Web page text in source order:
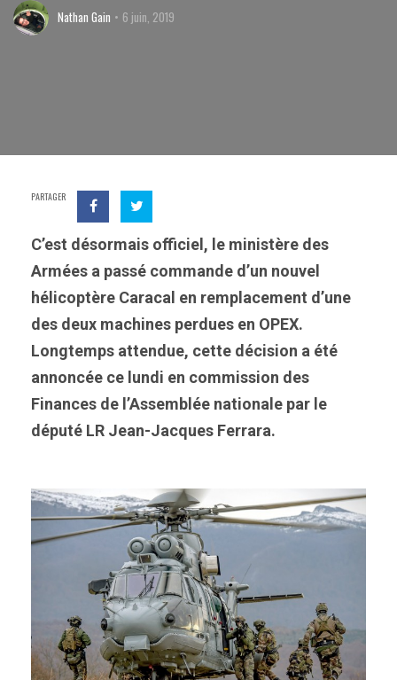
Nathan Gain 6 juin, 2019
PARTAGER
C’est désormais officiel, le ministère des
Armées a passé commande d’un nouvel
hélicoptère Caracal en remplacement d’une
des deux machines perdues en OPEX.
Longtemps attendue, cette décision a été
annoncée ce lundi en commission des
Finances de l’Assemblée nationale par le
député LR Jean-Jacques Ferrara.